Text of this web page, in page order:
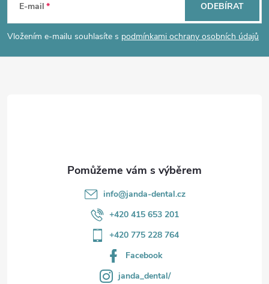
p
E-mail
Vložením e-mailu souhlasíte s podmínkami ochrany osobních údajů
ODEBÍRAT
info@janda-dental.cz
+420 415 653 201
+420 775 228 764
Facebook
janda_dental/